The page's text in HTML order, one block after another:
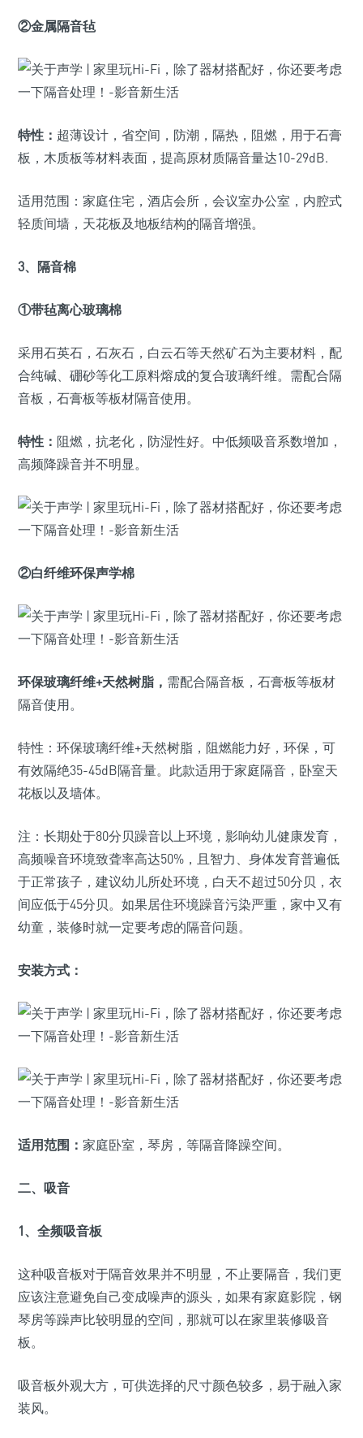
②金属隔音毡
特性： 超薄设计，省空间，防潮，隔热，阻燃，用于石膏
板，木质板等材料表面，提高原材质隔音量达10-29dB.
适用范围：家庭住宅，酒店会所，会议室办公室，内腔式
轻质间墙，天花板及地板结构的隔音增强。
3、隔音棉
①带毡离心玻璃棉
采用石英石，石灰石，白云石等天然矿石为主要材料，配
合纯碱、硼砂等化工原料熔成的复合玻璃纤维。需配合隔
音板，石膏板等板材隔音使用。
特性： 阻燃，抗老化，防湿性好。中低频吸音系数增加，
高频降躁音并不明显。
②白纤维环保声学棉
环保玻璃纤维+天然树脂， 需配合隔音板，石膏板等板材
隔音使用。
特性：环保玻璃纤维+天然树脂，阻燃能力好，环保，可
有效隔绝35-45dB隔音量。此款适用于家庭隔音，卧室天
花板以及墙体。
注：长期处于80分贝躁音以上环境，影响幼儿健康发育，
高频噪音环境致聋率高达50%，且智力、身体发育普遍低
于正常孩子，建议幼儿所处环境，白天不超过50分贝，衣
间应低于45分贝。如果居住环境躁音污染严重，家中又有
幼童，装修时就一定要考虑的隔音问题。
安装方式：
适用范围： 家庭卧室，琴房，等隔音降躁空间。
二、吸音
1、全频吸音板
这种吸音板对于隔音效果并不明显，不止要隔音，我们更
应该注意避免自己变成噪声的源头，如果有家庭影院，钢
琴房等躁声比较明显的空间，那就可以在家里装修吸音
板。
吸音板外观大方，可供选择的尺寸颜色较多，易于融入家
装风。